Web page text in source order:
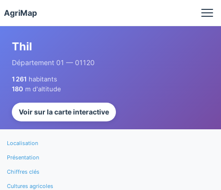
AgriMap
Thil
Département 01 — 01120
1 261 habitants
180 m d'altitude
Voir sur la carte interactive
Localisation
Présentation
Chiffres clés
Cultures agricoles